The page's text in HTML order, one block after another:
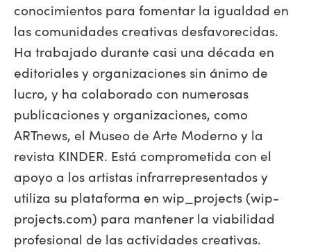
conocimientos para fomentar la igualdad en
las comunidades creativas desfavorecidas.
Ha trabajado durante casi una década en
editoriales y organizaciones sin ánimo de
lucro, y ha colaborado con numerosas
publicaciones y organizaciones, como
ARTnews, el Museo de Arte Moderno y la
revista KINDER. Está comprometida con el
apoyo a los artistas infrarrepresentados y
utiliza su plataforma en wip_projects (wip-
projects.com) para mantener la viabilidad
profesional de las actividades creativas.